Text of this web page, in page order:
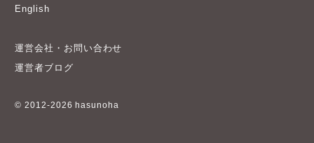
English
運営会社・お問い合わせ
運営者ブログ
© 2012-2026 hasunoha